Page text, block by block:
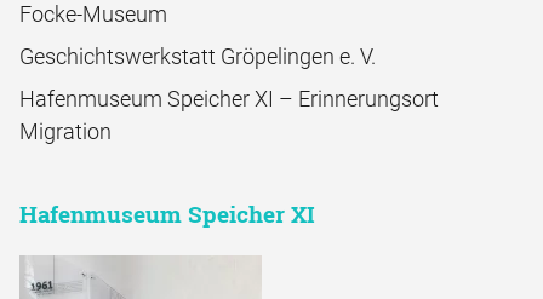
Focke-Museum
Geschichtswerkstatt Gröpelingen e. V.
Hafenmuseum Speicher XI – Erinnerungsort
Migration
Hafenmuseum Speicher XI